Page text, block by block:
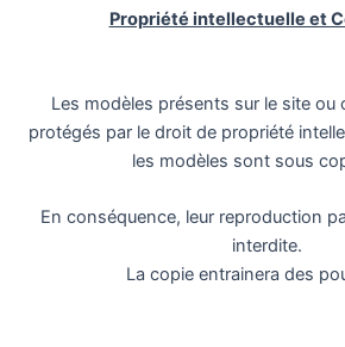
Propriété intellectuelle et
Les modèles présents sur le site
protégés par le droit de propriété
les modèles sont sous
En conséquence, leur reproduction
interdite.
La copie entrainera des